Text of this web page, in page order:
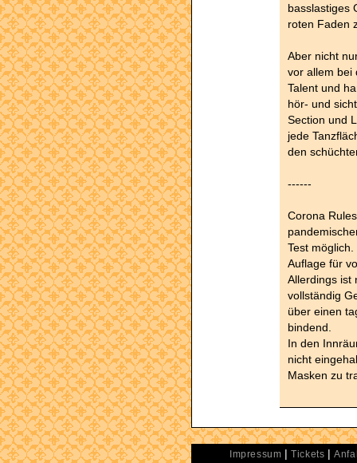
basslastiges
roten Faden
Aber nicht
vor allem bei
Talent und
hör- und
Section und
jede
den
------
Corona
Test
Auflage für
Allerdings ist
vollständig
über einen
bindend.
In den
nicht
Masken zu
Impressum |Tickets |